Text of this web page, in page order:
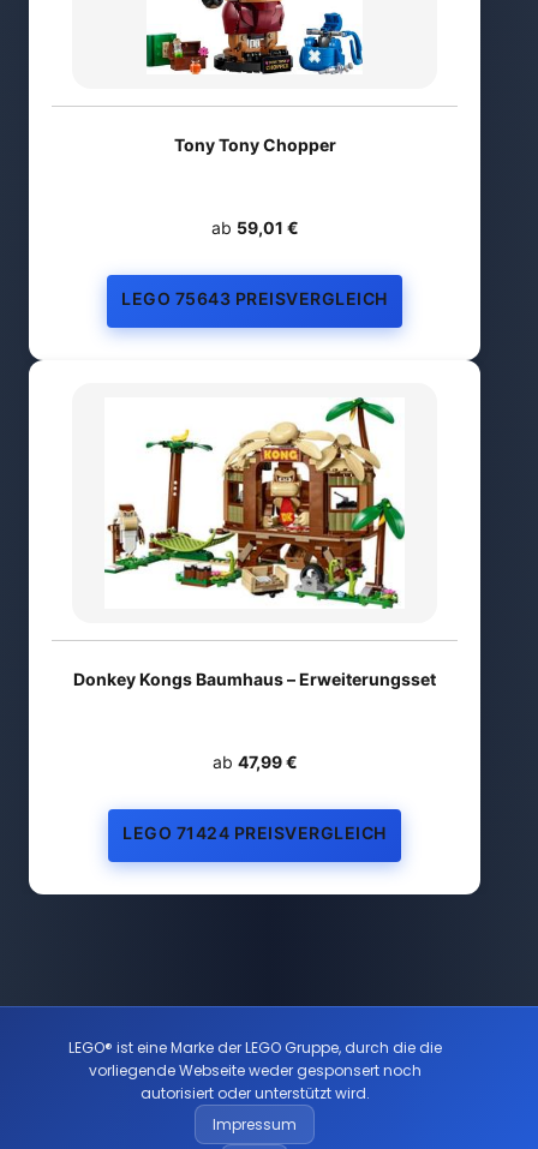
Tony Tony Chopper
ab 59,01 €
LEGO 75643 PREISVERGLEICH
Donkey Kongs Baumhaus – Erweiterungsset
ab 47,99 €
LEGO 71424 PREISVERGLEICH
LEGO® ist eine Marke der LEGO Gruppe, durch die die
vorliegende Webseite weder gesponsert noch
autorisiert oder unterstützt wird.
Impressum